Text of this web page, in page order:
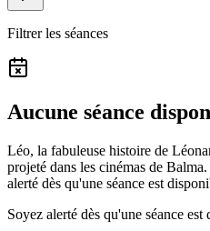
Filtrer les séances
Aucune séance
Léo, la fabuleuse histoire de
projeté dans les cinémas de Balma.
alerté dès qu'une séance est
Soyez alerté dès qu'une séance est